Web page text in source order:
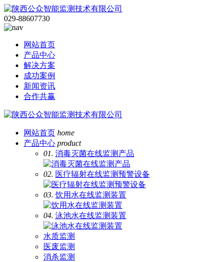
029-88607730
网站首页
产品中心
解决方案
成功案例
新闻资讯
合作共赢
网站首页 home
产品中心 product
01. 消毒灭菌在线监测产品
02. 医疗辐射在线监测预警设备
03. 饮用水在线监测装置
04. 泳池水在线监测装置
水质监测
医废监测
消杀监测